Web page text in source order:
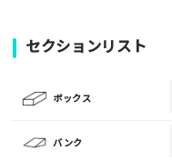
[text photo1alt
写真
セクションリスト
ボックス
バンク